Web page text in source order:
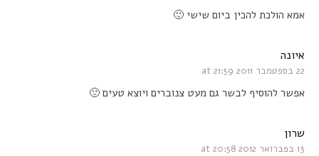
אמא הולכת להכין ביום שישי 🙂
איונה
22 בספטמבר 2011 at 21:59
אפשר להוסיף לבשר גם מעט צנוברים ויוצא טעים 🙂
שרון
13 בפברואר 2012 at 20:58